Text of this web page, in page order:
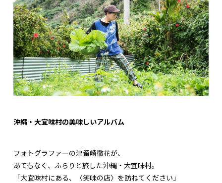
沖縄・大宜味村の美味しいアルバム
フォトグラファーの津留崎徹花が、
あてもなく、ふらりと旅した沖縄・大宜味村。
「大宜味村にある、〈笑味の店〉を訪ねてください」